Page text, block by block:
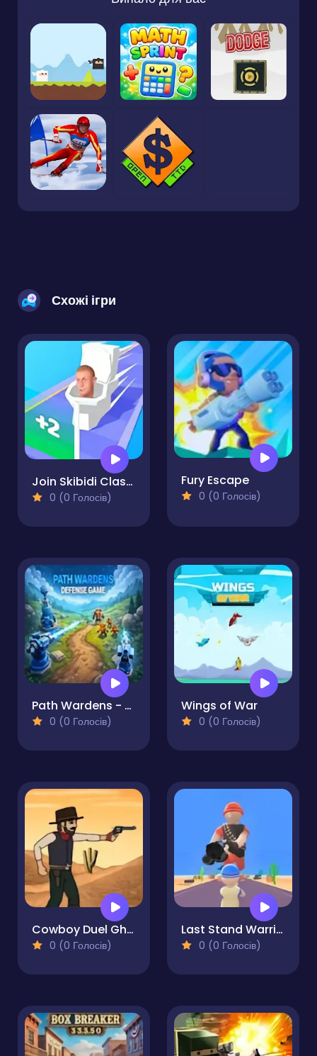
Схожі ігри
Join Skibidi Clash 3D
0 (0 Голосів)
Fury Escape
0 (0 Голосів)
Path Wardens - Defense Game
0 (0 Голосів)
Wings of War
0 (0 Голосів)
Cowboy Duel Ghost
0 (0 Голосів)
Last Stand Warrior
0 (0 Голосів)